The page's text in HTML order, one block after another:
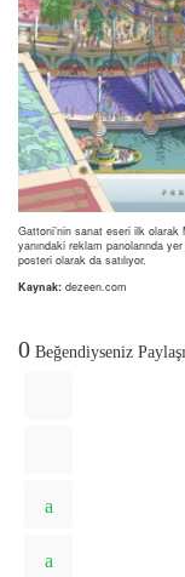
Gattoni’nin sanat eseri ilk olarak
yanındaki reklam panolarında
posteri olarak da satılıyor.
Kaynak: dezeen.com
0 Beğendiyseniz